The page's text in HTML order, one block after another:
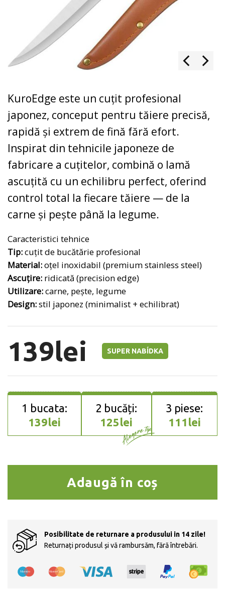
KuroEdge este un cuțit profesional
japonez, conceput pentru tăiere precisă,
rapidă și extrem de fină fără efort.
Inspirat din tehnicile japoneze de
fabricare a cuțitelor, combină o lamă
ascuțită cu un echilibru perfect, oferind
control total la fiecare tăiere — de la
carne și pește până la legume.
Caracteristici tehnice
Tip:cuțit de bucătărie profesional
Material:oțel inoxidabil (premium stainless steel)
Ascuțire: ridicată (precision edge)
Utilizare:carne, pește, legume
Design:stil japonez (minimalist + echilibrat)
139lei SUPER NABÍDKA
139lei 125lei 111 lei
Adaugă în coș
Posibilitate de returnare a produsului in 14 zile!
Returnați produsul și vă rambursăm, fără întrebări.